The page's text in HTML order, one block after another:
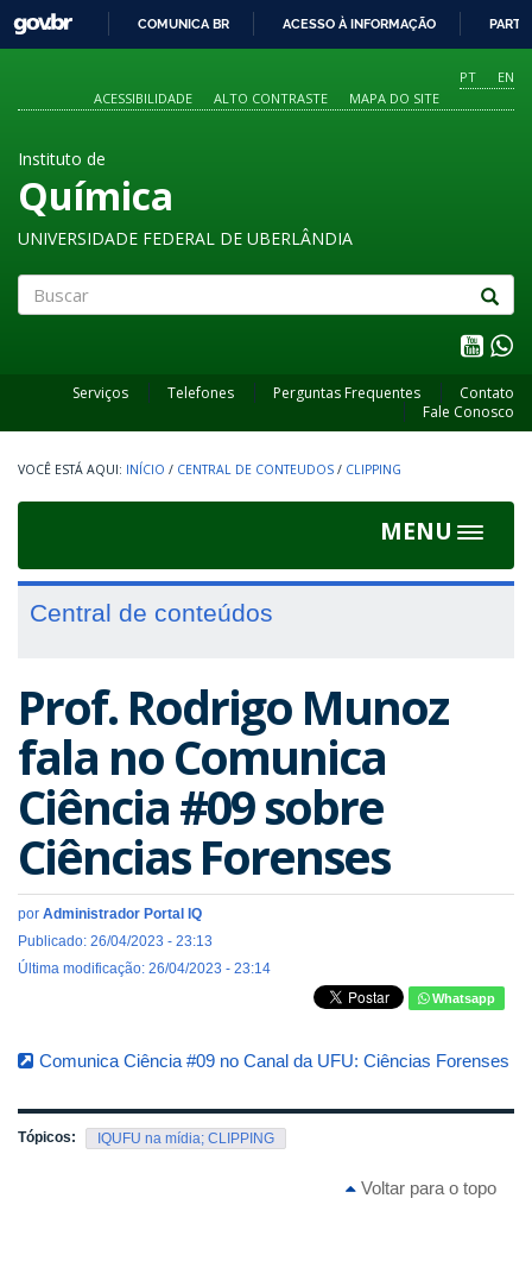
O
CONTEÚDO
GOVBR
COMUNICA BR ACESSO À INFORMAÇÃO
PT
EN
ACESSIBILIDADE
ALTO CONTRASTE MAPA DO SITE
Instituto de
Química
UNIVERSIDADE FEDERAL DE UBERLÂNDIA
Serviços Telefones Perguntas Frequentes
Contato
Fale Conosco
INÍCIO / CENTRAL DE CONTEUDOS / CLIPPING
MENU
Toggle
Central de conteúdos
Prof. Rodrigo Munoz
fala no Comunica
Ciência #09 sobre
Ciências Forenses
por Administrador Portal IQ
Publicado: 26/04/2023 - 23:13
Última modificação: 26/04/2023 - 23:14
Whatsapp
Comunica Ciência #09 no Canal da UFU: Ciências Forenses
Tópicos: IQUFU na mídia; CLIPPING
Voltar para o topo